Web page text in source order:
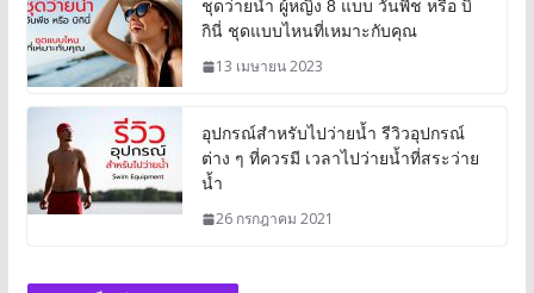
ชุดว่ายน้ำ ผู้หญิง 8 แบบ วันพีช หรือ บิ
กินี่ ชุดแบบไหนที่เหมาะกับคุณ
13 เมษายน 2023
อุปกรณ์สำหรับไปว่ายน้ำ รีวิวอุปกรณ์
ต่าง ๆ ที่ควรมี เวลาไปว่ายน้ำที่สระว่าย
น้ำ
26 กรกฎาคม 2021